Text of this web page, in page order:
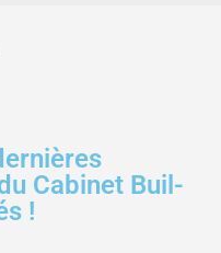
Cabinet Buil-
!